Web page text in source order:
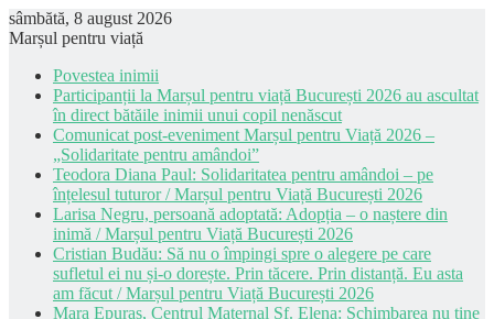
sâmbătă, 8 august 2026
Marșul pentru viață
Povestea inimii
Participanții la Marșul pentru viață București 2026 au ascultat
în direct bătăile inimii unui copil nenăscut
Comunicat post-eveniment Marșul pentru Viață 2026 –
„Solidaritate pentru amândoi”
Teodora Diana Paul: Solidaritatea pentru amândoi – pe
înțelesul tuturor / Marșul pentru Viață București 2026
Larisa Negru, persoană adoptată: Adopția – o naștere din
inimă / Marșul pentru Viață București 2026
Cristian Budău: Să nu o împingi spre o alegere pe care
sufletul ei nu și-o dorește. Prin tăcere. Prin distanță. Eu asta
am făcut / Marșul pentru Viață București 2026
Mara Epuraș, Centrul Maternal Sf. Elena: Schimbarea nu ține